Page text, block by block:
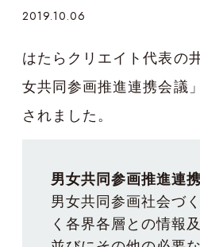
2019.10.06
はたらクリエイト代表の
女共同参画推進連携会議
されました。
男女共同参画推進連
男女共同参画社会づ
く各界各層との情報